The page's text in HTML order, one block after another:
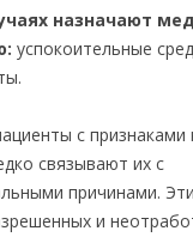
назначают
успокоительные
с
связывают их с
причинами.
и